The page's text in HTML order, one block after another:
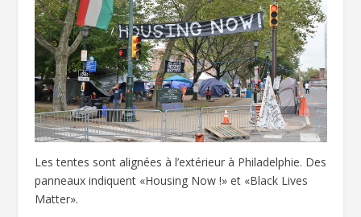
Les tentes sont alignées à l’extérieur à Philadelphie. Des
panneaux indiquent «Housing Now !» et «Black Lives
Matter».